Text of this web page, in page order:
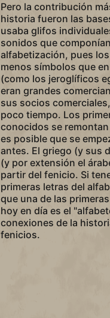
Pero la contribución
historia fueron las
usaba glifos
sonidos que
alfabetización, pues
menos símbolos que
(como los jeroglíficos
eran grandes
sus socios
poco tiempo. Los
conocidos se
es posible que se
antes. El griego (y sus
(y por extensión el
partir del fenicio. Si
primeras letras del
que una de las
hoy en día es el
conexiones de la
fenicios.